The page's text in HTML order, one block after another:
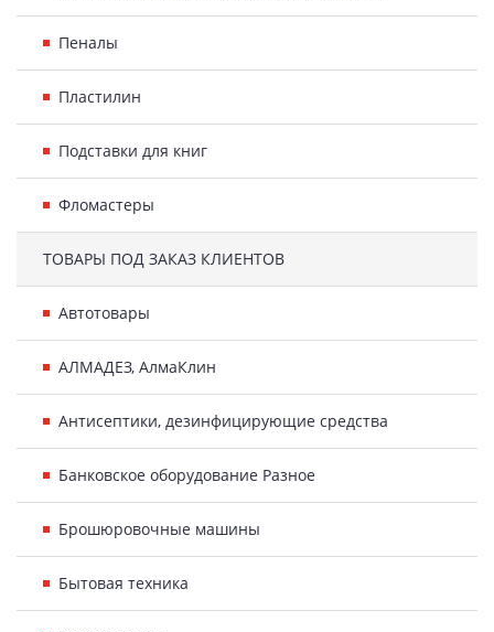
Пеналы
Пластилин
Подставки для книг
Фломастеры
ТОВАРЫ ПОД ЗАКАЗ КЛИЕНТОВ
Автотовары
АЛМАДЕЗ, АлмаКлин
Антисептики, дезинфицирующие средства
Банковское оборудование Разное
Брошюровочные машины
Бытовая техника